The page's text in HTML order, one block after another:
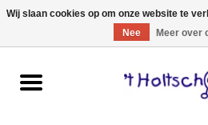
Home
Wij slaan cookies op om onze website te
Nee
Meer over